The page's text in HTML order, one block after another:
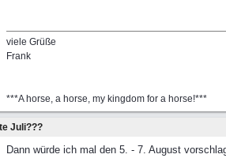
viele Grüße
Frank
***A horse, a horse, my kingdom for a horse!***
Juli???
Dann würde ich mal den 5. - 7. August